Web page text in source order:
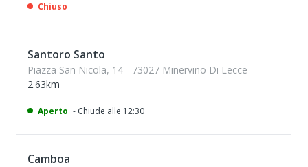
Chiuso
Santoro Santo
Piazza San Nicola, 14 - 73027 Minervino Di Lecce -
2.63km
Aperto - Chiude alle 12:30
Camboa